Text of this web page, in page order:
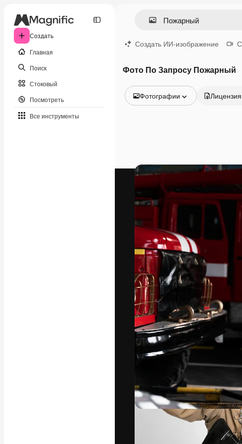
Создать
Главная
Поиск
Стоковый
Посмотреть
Все инструменты
Создать ИИ-изображение
Фото По Запросу Пожарный
Фотографии
Видео
Видеоролик
Моушн-дизайн
Видеошаблоны
Иконки
3D-модели
Шрифты
Лицензия
Креативная
ваших лучших
подписчиков среди
предприятий,
Pусский